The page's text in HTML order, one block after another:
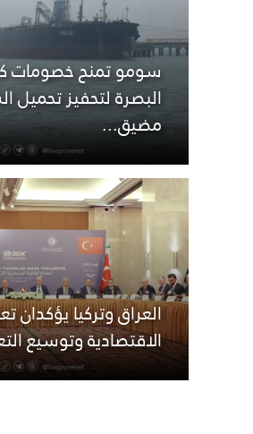
سومو تمنح خصومات
البصرة لتحفيز تحميل
مضيق...
العراق وتركيا يؤكدان
الاقتصادية وتوسيع